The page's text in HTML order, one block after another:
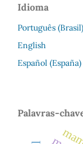
Idioma
Português (Brasil)
English
Español (España)
Palavras-